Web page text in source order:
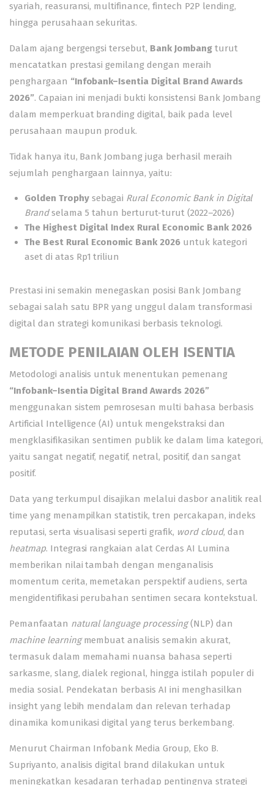
syariah, reasuransi, multifinance, fintech P2P lending,
hingga perusahaan sekuritas.
Dalam ajang bergengsi tersebut, Bank Jombangturut
mencatatkan prestasi gemilang dengan meraih
penghargaan “Infobank–Isentia Digital Brand Awards
2026”. Capaian ini menjadi bukti konsistensi Bank Jombang
dalam memperkuat branding digital, baik pada level
perusahaan maupun produk.
Tidak hanya itu, Bank Jombang juga berhasil meraih
sejumlah penghargaan lainnya, yaitu:
Golden Trophysebagai Rural Economic Bank in Digital
Brandselama 5 tahun berturut-turut (2022–2026)
The Highest Digital Index Rural Economic Bank 2026
The Best Rural Economic Bank 2026 untuk kategori
aset di atas Rp1 triliun
Prestasi ini semakin menegaskan posisi Bank Jombang
sebagai salah satu BPR yang unggul dalam transformasi
digital dan strategi komunikasi berbasis teknologi.
METODE PENILAIAN OLEH ISENTIA
Metodologi analisis untuk menentukan pemenang
“Infobank–Isentia Digital Brand Awards 2026”
menggunakan sistem pemrosesan multi bahasa berbasis
Artificial Intelligence (AI) untuk mengekstraksi dan
mengklasifikasikan sentimen publik ke dalam lima kategori,
yaitu sangat negatif, negatif, netral, positif, dan sangat
positif.
Data yang terkumpul disajikan melalui dasbor analitik real
time yang menampilkan statistik, tren percakapan, indeks
reputasi, serta visualisasi seperti grafik, word cloud, dan
heatmap. Integrasi rangkaian alat Cerdas AI Lumina
memberikan nilai tambah dengan menganalisis
momentum cerita, memetakan perspektif audiens, serta
mengidentifikasi perubahan sentimen secara kontekstual.
Pemanfaatan natural language processing(NLP) dan
machine learningmembuat analisis semakin akurat,
termasuk dalam memahami nuansa bahasa seperti
sarkasme, slang, dialek regional, hingga istilah populer di
media sosial. Pendekatan berbasis AI ini menghasilkan
insight yang lebih mendalam dan relevan terhadap
dinamika komunikasi digital yang terus berkembang.
Menurut Chairman Infobank Media Group, Eko B.
Supriyanto, analisis digital brand dilakukan untuk
meningkatkan kesadaran terhadap pentingnya strategi